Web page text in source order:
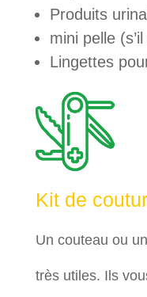
Produits
mini pelle
Lingettes
Kit de
Un couteau ou
très utiles. Ils